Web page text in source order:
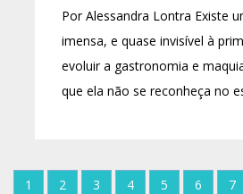
Por Alessandra Lontra Existe
imensa, e quase invisível à
evoluir a gastronomia e
que ela não se reconheça no
1 2 3 4 5 6 7